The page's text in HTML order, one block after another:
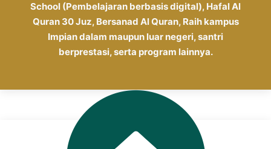
School (Pembelajaran berbasis digital), Hafal Al
Quran 30 Juz, Bersanad Al Quran, Raih kampus
Impian dalam maupun luar negeri, santri
berprestasi, serta program lainnya.